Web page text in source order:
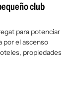
club
para potenciar
por el ascenso
propiedades